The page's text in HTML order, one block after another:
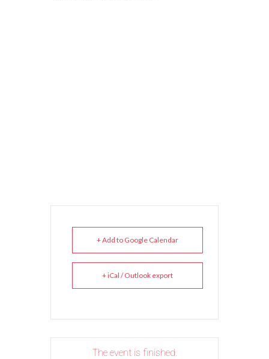
+ Add to Google Calendar
+ iCal / Outlook export
The event is finished.